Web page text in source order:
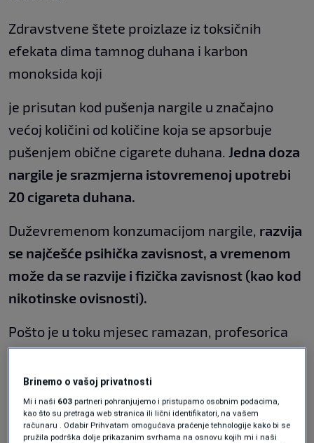
Zdravstvene štete proizlaze iz toksičnih
efekata dima tamnog duhana i karbon
monoksida koji
je prisutan kod pušenja nargile u značajno
većoj količini od količine koja se apsorbuje
pušenjem obične cigarete duhana. Jedna doza
nargile je srazmjerna istovremenoj upotrebi
20 cigareta duhana.
Duževremenom konzumacijom nargile, razvija
se najčešće psihička zavisnost, a vremenom
može da se razvije i fizička zavisnost (kao kod
nikotinske ovisnosti).
Pošto je u toku mjesec ramazan, profesorica
Dizdarević ja naglasila da ovi štetni efekti
postaju još veći kod postača koji konzumira
nargilu.
"Za vrijeme posta organizam se isuši i oslabi
Brinemo o vašoj privatnosti
Mi i naši 603 partneri pohranjujemo i pristupamo osobnim podacima,
kao što su pretraga web stranica ili lični identifikatori, na vašem
računaru . Odabir Prihvatam omogućava praćenje tehnologije kako bi se
pružila podrška dolje prikazanim svrhama na osnovu kojih mi i naši